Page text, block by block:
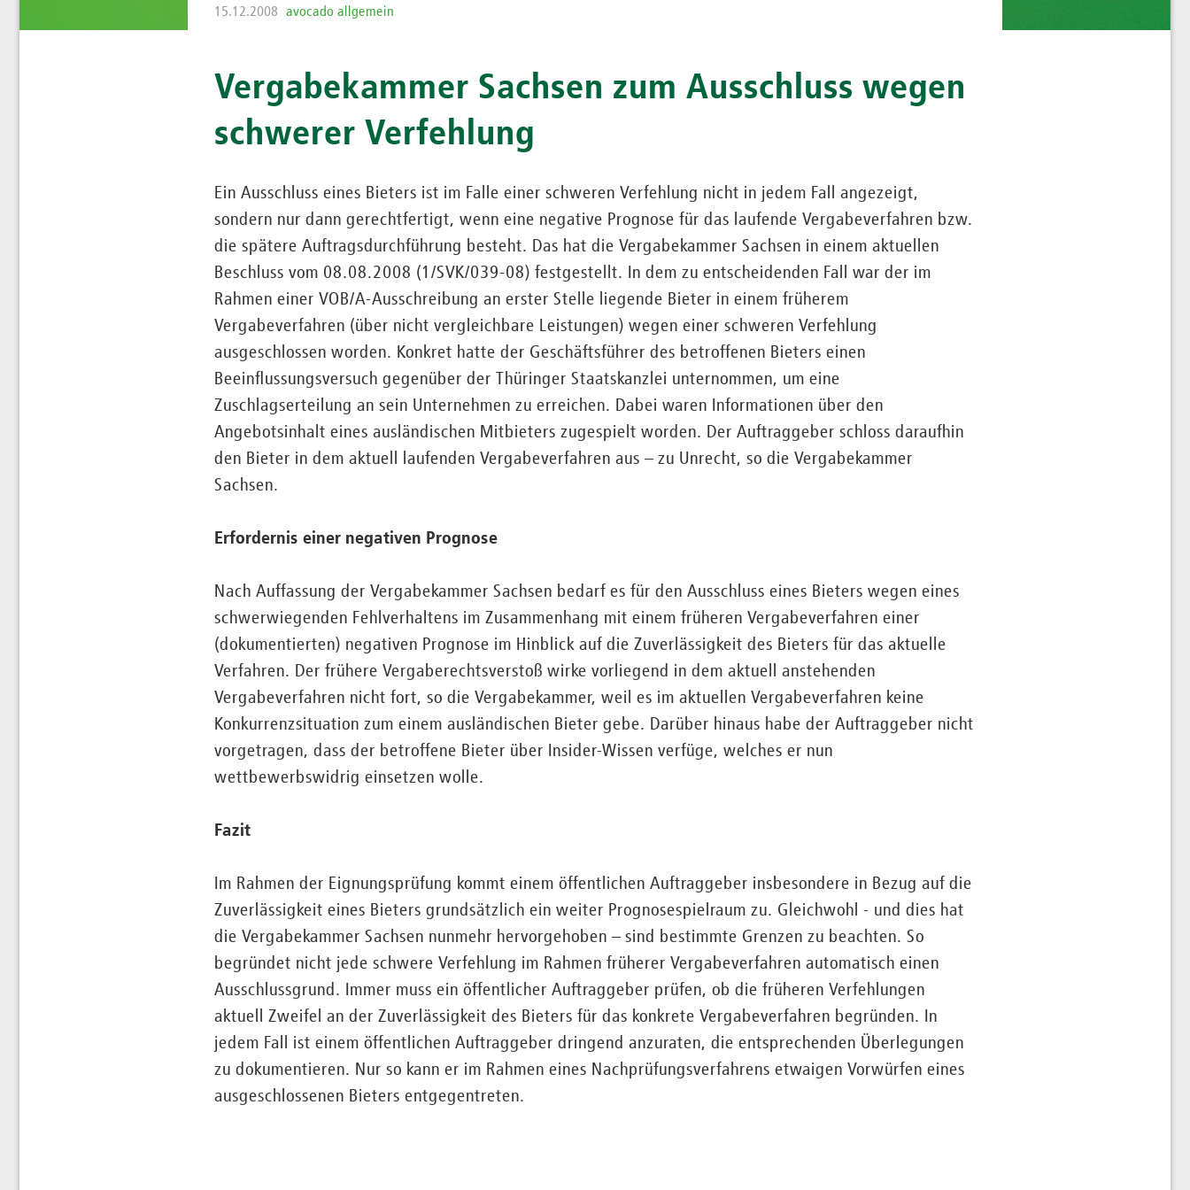
15.12.2008 avocado allgemein
Vergabekammer Sachsen zum Ausschluss wegen
schwerer Verfehlung
Ein Ausschluss eines Bieters ist im Falle einer schweren Verfehlung nicht in jedem Fall angezeigt,
sondern nur dann gerechtfertigt, wenn eine negative Prognose für das laufende Vergabeverfahren bzw.
die spätere Auftragsdurchführung besteht. Das hat die Vergabekammer Sachsen in einem aktuellen
Beschluss vom 08.08.2008 (1/SVK/039-08) festgestellt. In dem zu entscheidenden Fall war der im
Rahmen einer VOB/A-Ausschreibung an erster Stelle liegende Bieter in einem früherem
Vergabeverfahren (über nicht vergleichbare Leistungen) wegen einer schweren Verfehlung
ausgeschlossen worden. Konkret hatte der Geschäftsführer des betroffenen Bieters einen
Beeinflussungsversuch gegenüber der Thüringer Staatskanzlei unternommen, um eine
Zuschlagserteilung an sein Unternehmen zu erreichen. Dabei waren Informationen über den
Angebotsinhalt eines ausländischen Mitbieters zugespielt worden. Der Auftraggeber schloss daraufhin
den Bieter in dem aktuell laufenden Vergabeverfahren aus – zu Unrecht, so die Vergabekammer
Sachsen.
Erfordernis einer negativen Prognose
Nach Auffassung der Vergabekammer Sachsen bedarf es für den Ausschluss eines Bieters wegen eines
schwerwiegenden Fehlverhaltens im Zusammenhang mit einem früheren Vergabeverfahren einer
(dokumentierten) negativen Prognose im Hinblick auf die Zuverlässigkeit des Bieters für das aktuelle
Verfahren. Der frühere Vergaberechtsverstoß wirke vorliegend in dem aktuell anstehenden
Vergabeverfahren nicht fort, so die Vergabekammer, weil es im aktuellen Vergabeverfahren keine
Konkurrenzsituation zum einem ausländischen Bieter gebe. Darüber hinaus habe der Auftraggeber nicht
vorgetragen, dass der betroffene Bieter über Insider-Wissen verfüge, welches er nun
wettbewerbswidrig einsetzen wolle.
Fazit
Im Rahmen der Eignungsprüfung kommt einem öffentlichen Auftraggeber insbesondere in Bezug auf die
Zuverlässigkeit eines Bieters grundsätzlich ein weiter Prognosespielraum zu. Gleichwohl - und dies hat
die Vergabekammer Sachsen nunmehr hervorgehoben – sind bestimmte Grenzen zu beachten. So
begründet nicht jede schwere Verfehlung im Rahmen früherer Vergabeverfahren automatisch einen
Ausschlussgrund. Immer muss ein öffentlicher Auftraggeber prüfen, ob die früheren Verfehlungen
aktuell Zweifel an der Zuverlässigkeit des Bieters für das konkrete Vergabeverfahren begründen. In
jedem Fall ist einem öffentlichen Auftraggeber dringend anzuraten, die entsprechenden Überlegungen
zu dokumentieren. Nur so kann er im Rahmen eines Nachprüfungsverfahrens etwaigen Vorwürfen eines
ausgeschlossenen Bieters entgegentreten.